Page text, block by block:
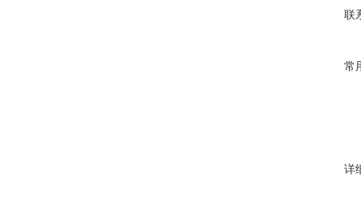
联
常
详